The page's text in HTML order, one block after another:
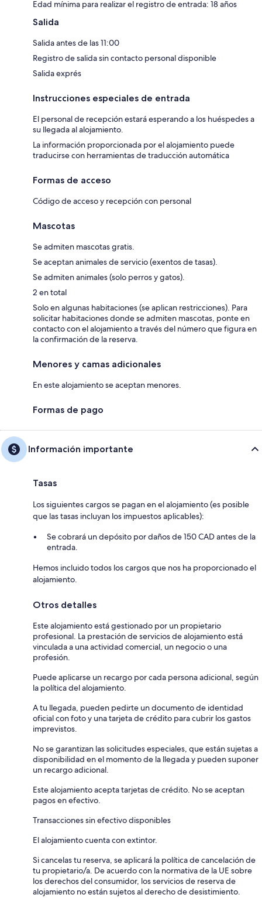
Edad mínima para realizar el registro de entrada: 18 años
Salida
Salida antes de las 11:00
Registro de salida sin contacto personal disponible
Salida exprés
Instrucciones especiales de entrada
El personal de recepción estará esperando a los huéspedes a
su llegada al alojamiento.
La información proporcionada por el alojamiento puede
traducirse con herramientas de traducción automática
Formas de acceso
Código de acceso y recepción con personal
Mascotas
Se admiten mascotas gratis.
Se aceptan animales de servicio (exentos de tasas).
Se admiten animales (solo perros y gatos).
2 en total
Solo en algunas habitaciones (se aplican restricciones). Para
solicitar habitaciones donde se admiten mascotas, ponte en
contacto con el alojamiento a través del número que figura en
la confirmación de la reserva.
Menores y camas adicionales
En este alojamiento se aceptan menores.
Formas de pago
Información importante
Tasas
Los siguientes cargos se pagan en el alojamiento (es posible
que las tasas incluyan los impuestos aplicables):
Se cobrará un depósito por daños de 150 CAD antes de la
entrada.
Hemos incluido todos los cargos que nos ha proporcionado el
alojamiento.
Otros detalles
Este alojamiento está gestionado por un propietario
profesional. La prestación de servicios de alojamiento está
vinculada a una actividad comercial, un negocio o una
profesión.
Puede aplicarse un recargo por cada persona adicional, según
la política del alojamiento.
A tu llegada, pueden pedirte un documento de identidad
oficial con foto y una tarjeta de crédito para cubrir los gastos
imprevistos.
No se garantizan las solicitudes especiales, que están sujetas a
disponibilidad en el momento de la llegada y pueden suponer
un recargo adicional.
Este alojamiento acepta tarjetas de crédito. No se aceptan
pagos en efectivo.
Transacciones sin efectivo disponibles
El alojamiento cuenta con extintor.
Si cancelas tu reserva, se aplicará la política de cancelación de
tu propietario/a. De acuerdo con la normativa de la UE sobre
los derechos del consumidor, los servicios de reserva de
alojamiento no están sujetos al derecho de desistimiento.